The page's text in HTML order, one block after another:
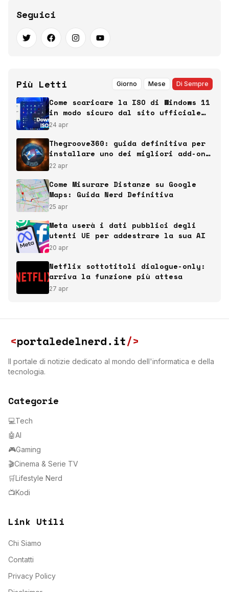
Seguici
Più Letti Giorno Mese Di Sempre
Come scaricare la ISO di Windows 11
in modo sicuro dal sito ufficiale
Microsoft
24 apr
Thegroove360: guida definitiva per
installare uno dei migliori add-on
italiani per Kodi
22 apr
Come Misurare Distanze su Google
Maps: Guida Nerd Definitiva
25 apr
Meta userà i dati pubblici degli
utenti UE per addestrare la sua AI
20 apr
Netflix sottotitoli dialogue-only:
arriva la funzione più attesa
27 apr
Il portale di notizie dedicato al mondo dell'informatica e della
tecnologia.
Categorie
💻Tech
🤖AI
🎮Gaming
🎬Cinema & Serie TV
🛒Lifestyle Nerd
📺Kodi
Link Utili
Chi Siamo
Contatti
Privacy Policy